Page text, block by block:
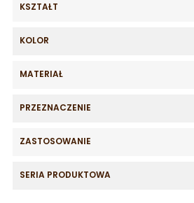
KSZTAŁT
KOLOR
MATERIAŁ
PRZEZNACZENIE
ZASTOSOWANIE
SERIA PRODUKTOWA